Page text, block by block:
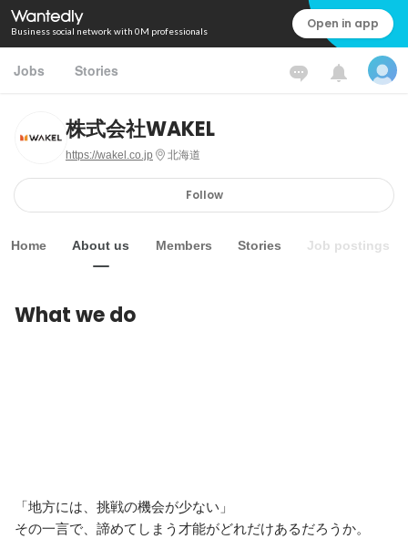
Business social network with 0M professionals Open in app
Jobs Stories
株式会社WAKEL
https://wakel.co.jp 北海道
Follow
Home About us Members Stories Job postings
What we do
「地方には、挑戦の機会が少ない」
その一言で、諦めてしまう才能がどれだけあるだろうか。